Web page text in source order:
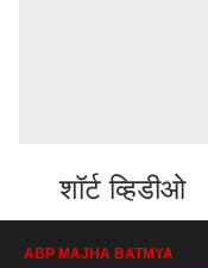
शॉर्ट व्हिडीओ
ABP MAJHA BATMYA